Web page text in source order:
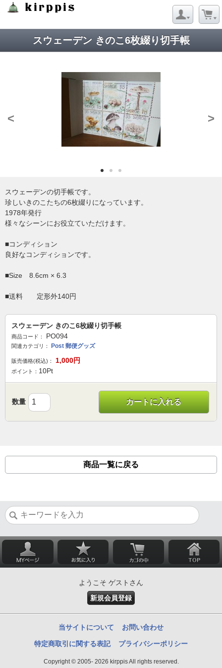
Strict Standards : Redefining already defined constructor for class
/virtual/kirppis/public_html/data/module/Net/URL.php
124スウェーデン きのこ6枚綴り切手帳
< >
スウェーデンの切手帳です。
珍しいきのこたちの6枚綴りになっています。
1978年発行
様々なシーンにお役立ていただけます。
■コンディション
良好なコンディションです。
■Size 8.6cm × 6.3
■送料 定形外140円
スウェーデン きのこ6枚綴り切手帳
商品コード： PO094
関連カテゴリ： Post 郵便グッズ
販売価格(税込)： 1,000円
ポイント： 10Pt
数量 カートに入れる
商品一覧に戻る
ようこそ ゲストさん
新規会員登録
当サイトについて お問い合わせ
特定商取引に関する表記 プライバシーポリシー
Copyright © 2005- 2026 kirppis All rights reserved.